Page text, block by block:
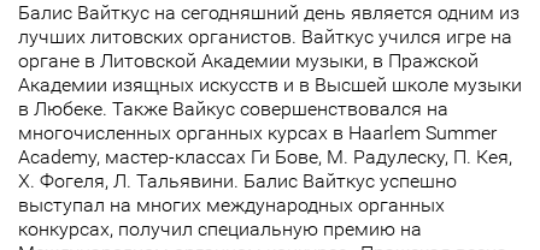
Балис Вайткус на сегодняшний день является одним из
лучших литовских органистов. Вайткус учился игре на
органе в Литовской Академии музыки, в Пражской
Академии изящных искусств и в Высшей школе музыки
в Любеке. Также Вайкус совершенствовался на
многочисленных органных курсах в Haarlem Summer
Academy, мастер-классах Ги Бове, М. Радулеску, П. Кея,
Х. Фогеля, Л. Тальявини. Балис Вайткус успешно
выступал на многих международных органных
конкурсах, получил специальную премию на